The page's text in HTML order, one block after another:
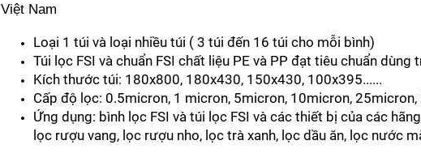
Việt Nam
Loại 1 túi và loại nhiều túi ( 3 túi đến 16 túi cho mỗi bình)
Túi lọc FSI và chuẩn FSI chất liệu PE và PP đạt tiêu chuẩn
Kích thước túi: 180x800, 180x430, 150x430, 100x395......
Cấp độ lọc: 0.5micron, 1 micron, 5micron, 10micron,
Ứng dụng: bình lọc FSI và túi lọc FSI và các thiết bị của các
lọc rượu vang, lọc rượu nho, lọc trà xanh, lọc dầu ăn, lọc nước